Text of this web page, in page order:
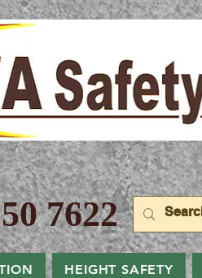
HEIGHT SAFETY